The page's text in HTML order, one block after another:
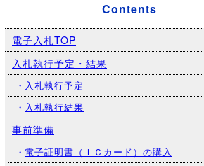
Contents
電子入札TOP
入札執行予定・結果
・ 入札執行予定
・ 入札執行結果
事前準備
・ 電子証明書（ＩＣカード）の購入